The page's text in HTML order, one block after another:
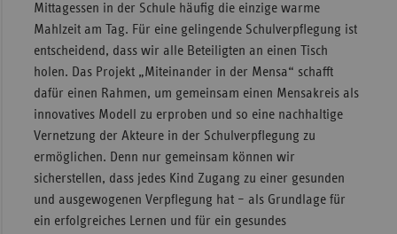
Mittagessen in der Schule häufig die einzige warme
Mahlzeit am Tag. Für eine gelingende Schulverpflegung ist
entscheidend, dass wir alle Beteiligten an einen Tisch
holen. Das Projekt „Miteinander in der Mensa“ schafft
dafür einen Rahmen, um gemeinsam einen Mensakreis als
innovatives Modell zu erproben und so eine nachhaltige
Vernetzung der Akteure in der Schulverpflegung zu
ermöglichen. Denn nur gemeinsam können wir
sicherstellen, dass jedes Kind Zugang zu einer gesunden
und ausgewogenen Verpflegung hat – als Grundlage für
ein erfolgreiches Lernen und für ein gesundes